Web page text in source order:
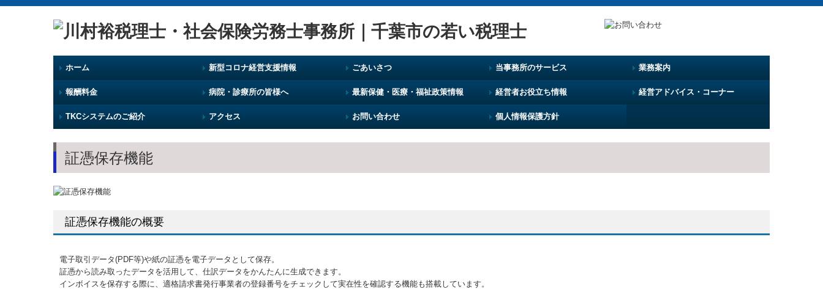
ホーム 新型コロナ経営支援情報 ごあいさつ 当事務所のサービス 業務案内
報酬料金 病院・診療所の皆様へ 最新保健・医療・福祉政策情報 経営者お役立ち情報 経営アドバイス・コーナー
TKCシステムのご紹介 アクセス お問い合わせ 個人情報保護方針
証憑保存機能
証憑保存機能の概要
電子取引データ(PDF等)や紙の証憑を電子データとして保存。
証憑から読み取ったデータを活用して、仕訳データをかんたんに生成できます。
インボイスを保存する際に、適格請求書発行事業者の登録番号をチェックして実在性を確認する機能も搭載しています。